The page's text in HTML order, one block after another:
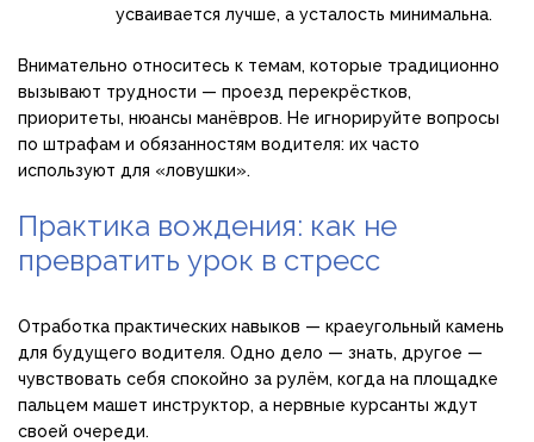
усваивается лучше, а усталость минимальна.
Внимательно относитесь к темам, которые традиционно
вызывают трудности — проезд перекрёстков,
приоритеты, нюансы манёвров. Не игнорируйте вопросы
по штрафам и обязанностям водителя: их часто
используют для «ловушки».
Практика вождения: как не
превратить урок в стресс
Отработка практических навыков — краеугольный камень
для будущего водителя. Одно дело — знать, другое —
чувствовать себя спокойно за рулём, когда на площадке
пальцем машет инструктор, а нервные курсанты ждут
своей очереди.